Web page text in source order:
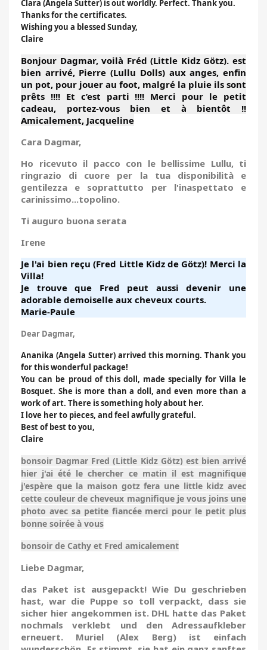
Clara (Angela Sutter) is out worldly. Perfect. Thank you.
Thanks for the certificates.
Wishing you a blessed Sunday,
Claire
Bonjour Dagmar, voilà Fréd (Little Kidz Götz). est
bien arrivé, Pierre (Lullu Dolls) aux anges, enfin
un pot, pour jouer au foot, malgré la pluie ils sont
prêts !!!! Et c’est parti !!!! Merci pour le petit
cadeau, portez-vous bien et à bientôt !!
Amicalement, Jacqueline
Cara Dagmar,
Ho ricevuto il pacco con le bellissime Lullu, ti
ringrazio di cuore per la tua disponibilità e
gentilezza e soprattutto per l'inaspettato e
carinissimo...topolino.
Ti auguro buona serata
Irene
Je l'ai bien reçu (Fred Little Kidz de Götz)! Merci la
Villa!
Je trouve que Fred peut aussi devenir une
adorable demoiselle aux cheveux courts.
Marie-Paule
Dear Dagmar,
Ananika (Angela Sutter) arrived this morning. Thank you
for this wonderful package!
You can be proud of this doll, made specially for Villa le
Bosquet. She is more than a doll, and even more than a
work of art. There is something holy about her.
I love her to pieces, and feel awfully grateful.
Best of best to you,
Claire
bonsoir Dagmar Fred (Little Kidz Götz) est bien arrivé
hier j'ai été le chercher ce matin il est magnifique
j'espère que la maison gotz fera une little kidz avec
cette couleur de cheveux magnifique je vous joins une
photo avec sa petite fiancée merci pour le petit plus
bonne soirée à vous
bonsoir de Cathy et Fred amicalement
Liebe Dagmar,
das Paket ist ausgepackt! Wie Du geschrieben
hast, war die Puppe so toll verpackt, dass sie
sicher hier angekommen ist. DHL hatte das Paket
nochmals verklebt und den Adressaufkleber
erneuert. Muriel (Alex Berg) ist einfach